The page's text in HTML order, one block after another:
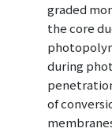
graded
the core
during
of